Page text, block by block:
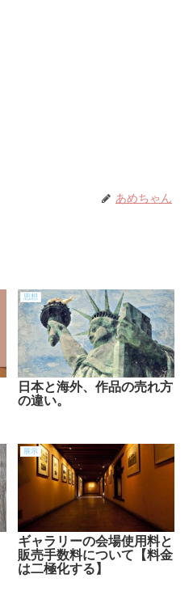
あめちゃん
思想
日本と海外、作品の売れ方
の違い。
展示
ギャラリーの会場使用料と
販売手数料について【料金
は二極化する】